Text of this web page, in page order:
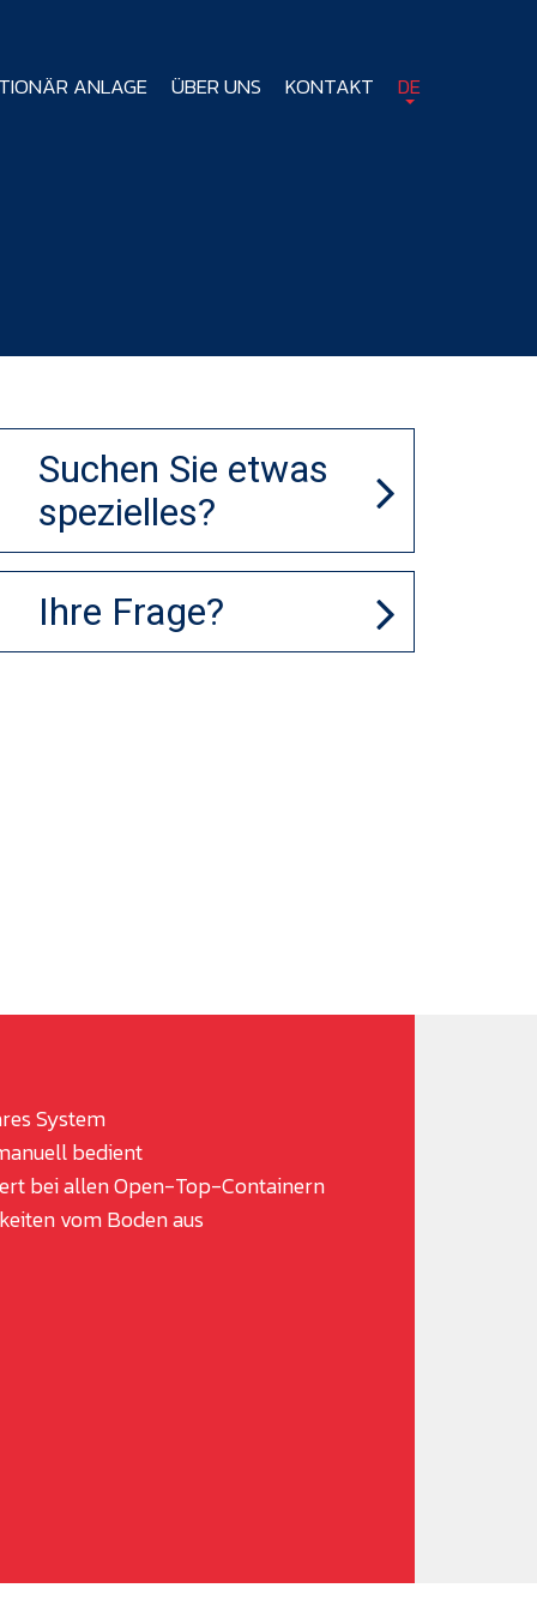
ANLAGE ÜBER UNS KONTAKT DE
Suchen Sie etwas
spezielles?
Ihre Frage?
System
bedient
bei allen Open-Top-Containern
vom Boden aus